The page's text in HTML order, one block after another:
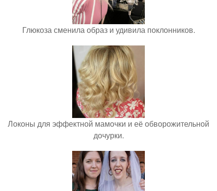
Глюкоза сменила образ и удивила поклонников.
Локоны для эффектной мамочки и её обворожительной
дочурки.